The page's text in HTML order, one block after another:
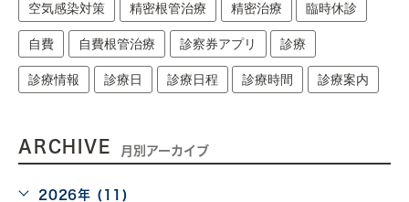
空気感染対策 精密根管治療 精密治療 臨時休診
自費 自費根管治療 診察券アプリ 診療
診療情報 診療日 診療日程 診療時間 診療案内
ARCHIVE 月別アーカイブ
2026年 (11)